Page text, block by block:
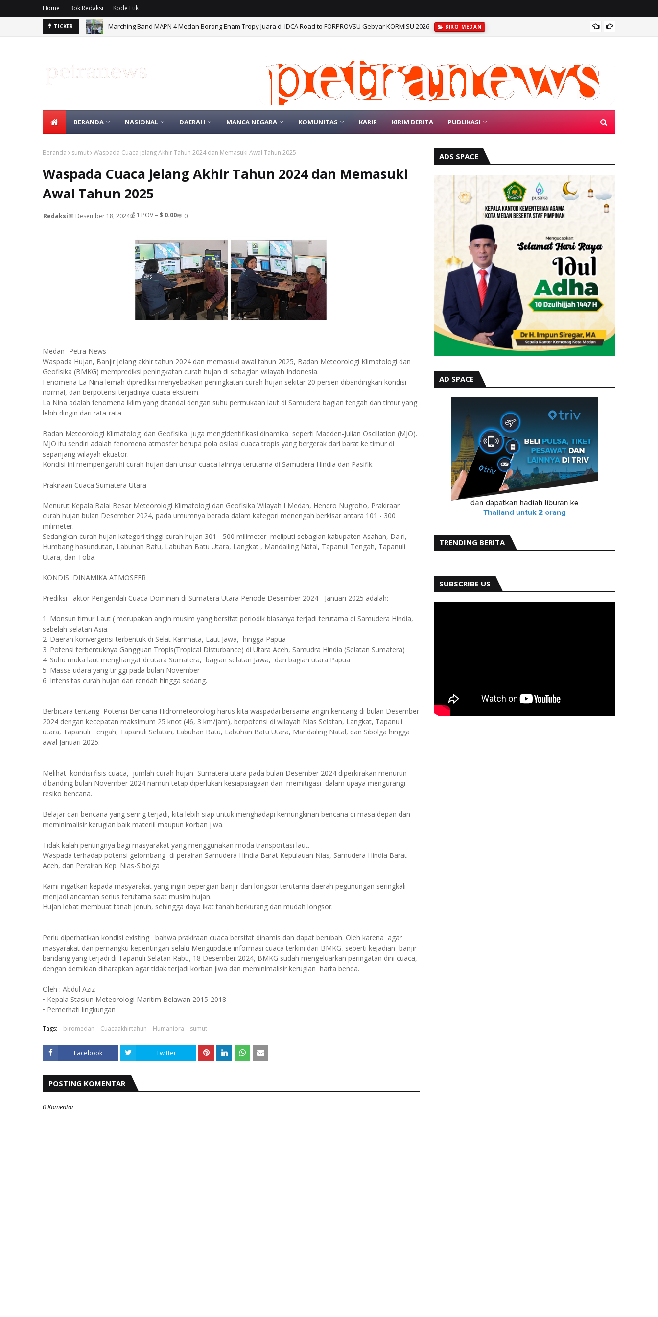
Home Bok Redaksi Kode Etik
TICKER Marching Band MAPN 4 Medan Borong Enam Tropy Juara di IDCA Road to FORPROVSU Gebyar KORMISU 2026 BIRO MEDAN
BERANDA NASIONAL DAERAH MANCA NEGARA KOMUNITAS KARIR KIRIM BERITA PUBLIKASI
Beranda sumut Waspada Cuaca jelang Akhir Tahun 2024 dan Memasuki Awal Tahun 2025
Waspada Cuaca jelang Akhir Tahun 2024 dan Memasuki
Awal Tahun 2025
Redaksi📅 Desember 18, 2024💰 1 POV = $ 0.00💬 0
Medan- Petra News
Waspada Hujan, Banjir Jelang akhir tahun 2024 dan memasuki awal tahun 2025, Badan Meteorologi Klimatologi dan
Geofisika (BMKG) memprediksi peningkatan curah hujan di sebagian wilayah Indonesia.
Fenomena La Nina lemah diprediksi menyebabkan peningkatan curah hujan sekitar 20 persen dibandingkan kondisi
normal, dan berpotensi terjadinya cuaca ekstrem.
La Nina adalah fenomena iklim yang ditandai dengan suhu permukaan laut di Samudera bagian tengah dan timur yang
lebih dingin dari rata-rata.
Badan Meteorologi Klimatologi dan Geofisika juga mengidentifikasi dinamika seperti Madden-Julian Oscillation (MJO).
MJO itu sendiri adalah fenomena atmosfer berupa pola osilasi cuaca tropis yang bergerak dari barat ke timur di
sepanjang wilayah ekuator.
Kondisi ini mempengaruhi curah hujan dan unsur cuaca lainnya terutama di Samudera Hindia dan Pasifik.
Prakiraan Cuaca Sumatera Utara
Menurut Kepala Balai Besar Meteorologi Klimatologi dan Geofisika Wilayah I Medan, Hendro Nugroho, Prakiraan
curah hujan bulan Desember 2024, pada umumnya berada dalam kategori menengah berkisar antara 101 - 300
milimeter.
Sedangkan curah hujan kategori tinggi curah hujan 301 - 500 milimeter meliputi sebagian kabupaten Asahan, Dairi,
Humbang hasundutan, Labuhan Batu, Labuhan Batu Utara, Langkat , Mandailing Natal, Tapanuli Tengah, Tapanuli
Utara, dan Toba.
KONDISI DINAMIKA ATMOSFER
Prediksi Faktor Pengendali Cuaca Dominan di Sumatera Utara Periode Desember 2024 - Januari 2025 adalah:
1. Monsun timur Laut ( merupakan angin musim yang bersifat periodik biasanya terjadi terutama di Samudera Hindia,
sebelah selatan Asia.
2. Daerah konvergensi terbentuk di Selat Karimata, Laut Jawa, hingga Papua
3. Potensi terbentuknya Gangguan Tropis(Tropical Disturbance) di Utara Aceh, Samudra Hindia (Selatan Sumatera)
4. Suhu muka laut menghangat di utara Sumatera, bagian selatan Jawa, dan bagian utara Papua
5. Massa udara yang tinggi pada bulan November
6. Intensitas curah hujan dari rendah hingga sedang.
Berbicara tentang Potensi Bencana Hidrometeorologi harus kita waspadai bersama angin kencang di bulan Desember
2024 dengan kecepatan maksimum 25 knot (46, 3 km/jam), berpotensi di wilayah Nias Selatan, Langkat, Tapanuli
utara, Tapanuli Tengah, Tapanuli Selatan, Labuhan Batu, Labuhan Batu Utara, Mandailing Natal, dan Sibolga hingga
awal Januari 2025.
Melihat kondisi fisis cuaca, jumlah curah hujan Sumatera utara pada bulan Desember 2024 diperkirakan menurun
dibanding bulan November 2024 namun tetap diperlukan kesiapsiagaan dan memitigasi dalam upaya mengurangi
resiko bencana.
Belajar dari bencana yang sering terjadi, kita lebih siap untuk menghadapi kemungkinan bencana di masa depan dan
meminimalisir kerugian baik materiil maupun korban jiwa.
Tidak kalah pentingnya bagi masyarakat yang menggunakan moda transportasi laut.
Waspada terhadap potensi gelombang di perairan Samudera Hindia Barat Kepulauan Nias, Samudera Hindia Barat
Aceh, dan Perairan Kep. Nias-Sibolga
Kami ingatkan kepada masyarakat yang ingin bepergian banjir dan longsor terutama daerah pegunungan seringkali
menjadi ancaman serius terutama saat musim hujan.
Hujan lebat membuat tanah jenuh, sehingga daya ikat tanah berkurang dan mudah longsor.
Perlu diperhatikan kondisi existing bahwa prakiraan cuaca bersifat dinamis dan dapat berubah. Oleh karena agar
masyarakat dan pemangku kepentingan selalu Mengupdate informasi cuaca terkini dari BMKG, seperti kejadian banjir
bandang yang terjadi di Tapanuli Selatan Rabu, 18 Desember 2024, BMKG sudah mengeluarkan peringatan dini cuaca,
dengan demikian diharapkan agar tidak terjadi korban jiwa dan meminimalisir kerugian harta benda.
Oleh : Abdul Aziz
• Kepala Stasiun Meteorologi Maritim Belawan 2015-2018
• Pemerhati lingkungan
Tags: biromedan Cuacaakhirtahun Humaniora sumut
Facebook Twitter
POSTING KOMENTAR
0 Komentar
ADS SPACE
AD SPACE
TRENDING BERITA
SUBSCRIBE US